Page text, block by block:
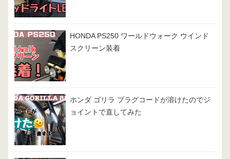
HONDA PS250 ワールドウォーク ウインド
スクリーン装着
ホンダ ゴリラ プラグコードが溶けたのでジ
ョイントで直してみた